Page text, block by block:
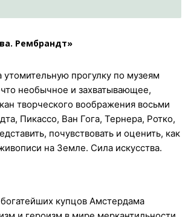
Рембрандт»
прогулку по музеям
необычное и захватывающее,
творческого воображения восьми
Пикассо, Ван Гога, Тернера, Ротко,
почувствовать и оценить, как
на Земле. Сила искусства.
купцов Амстердама